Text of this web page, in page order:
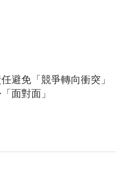
避免「競爭轉向衝突」
面對面」